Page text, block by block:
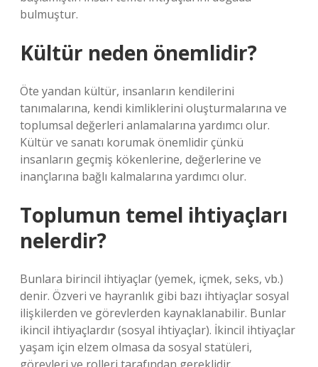
bulmuştur.
Kültür neden önemlidir?
Öte yandan kültür, insanların kendilerini
tanımalarına, kendi kimliklerini oluşturmalarına ve
toplumsal değerleri anlamalarına yardımcı olur.
Kültür ve sanatı korumak önemlidir çünkü
insanların geçmiş kökenlerine, değerlerine ve
inançlarına bağlı kalmalarına yardımcı olur.
Toplumun temel ihtiyaçları
nelerdir?
Bunlara birincil ihtiyaçlar (yemek, içmek, seks, vb.)
denir. Özveri ve hayranlık gibi bazı ihtiyaçlar sosyal
ilişkilerden ve görevlerden kaynaklanabilir. Bunlar
ikincil ihtiyaçlardır (sosyal ihtiyaçlar). İkincil ihtiyaçlar
yaşam için elzem olmasa da sosyal statüleri,